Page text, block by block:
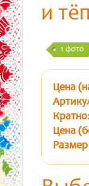
и
1 фото
Цена
Цена